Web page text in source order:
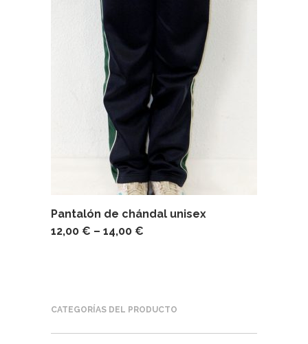
Pantalón de chándal unisex
12,00 € – 14,00 €
CATEGORÍAS DEL PRODUCTO